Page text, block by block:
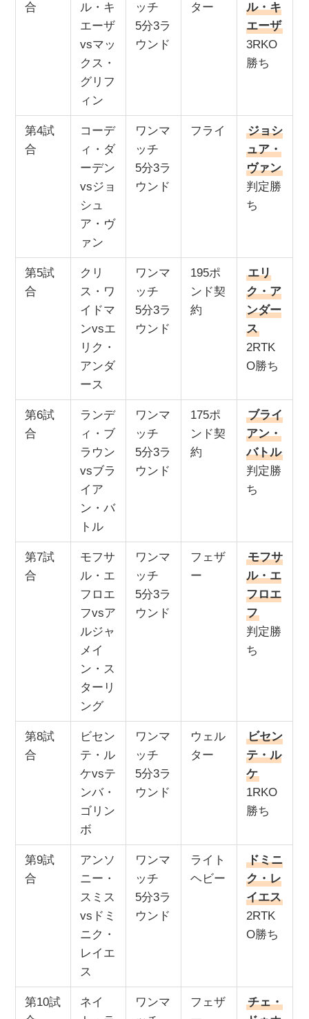
合
ル・キ
エーザ
vsマッ
クス・
グリフ
ィン
ッチ
5分3ラ
ウンド
ター
ル・キ
エーザ
3RKO
勝ち
第4試
合
コーデ
ィ・ダ
ーデン
vsジョ
シュ
ア・ヴ
ァン
ワンマ
ッチ
5分3ラ
ウンド
フライ
ジョシ
ュア・
ヴァン
判定勝
ち
第5試
合
クリ
ス・ワ
イドマ
ンvsエ
リク・
アンダ
ース
ワンマ
ッチ
5分3ラ
ウンド
195ポ
ンド契
約
エリ
ク・ア
ンダー
ス
2RTK
O勝ち
第6試
合
ランデ
ィ・ブ
ラウン
vsブラ
イア
ン・バ
トル
ワンマ
ッチ
5分3ラ
ウンド
175ポ
ンド契
約
ブライ
アン・
バトル
判定勝
ち
第7試
合
モフサ
ル・エ
フロエ
フvsア
ルジャ
メイ
ン・ス
ターリ
ング
ワンマ
ッチ
5分3ラ
ウンド
フェザ
ー
モフサ
ル・エ
フロエ
フ
判定勝
ち
第8試
合
ビセン
テ・ル
ケvsテ
ンバ・
ゴリン
ボ
ワンマ
ッチ
5分3ラ
ウンド
ウェル
ター
ビセン
テ・ル
ケ
1RKO
勝ち
第9試
合
アンソ
ニー・
スミス
vsドミ
ニク・
レイエ
ス
ワンマ
ッチ
5分3ラ
ウンド
ライト
ヘビー
ドミニ
ク・レ
イエス
2RTK
O勝ち
第10試
ネイ
ワンマ
フェザ
チェ・